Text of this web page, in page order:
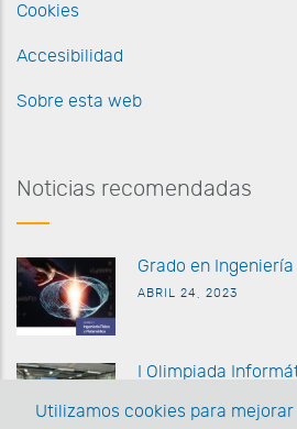
Cookies
Accesibilidad
Sobre esta web
Noticias recomendadas
Grado en
ABRIL 24, 2023
I Olimpiada
Utilizamos cookies para